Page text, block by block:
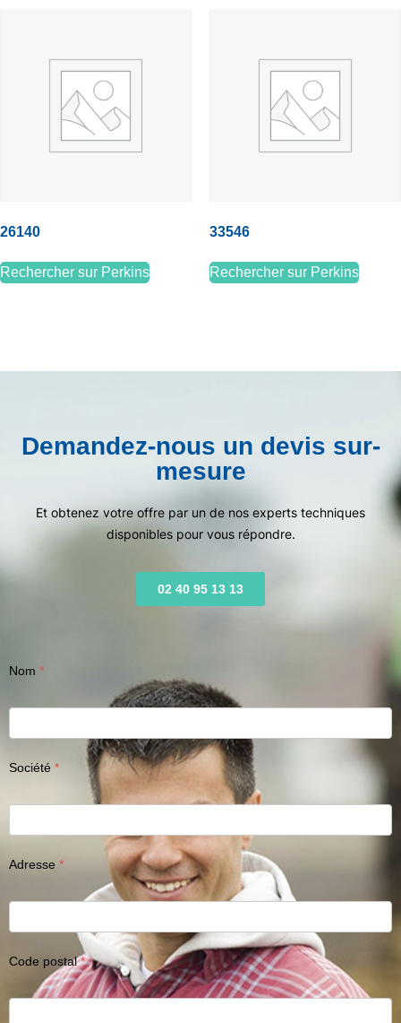
26140
Rechercher sur Perkins
33546
Rechercher sur Perkins
Demandez-nous un devis sur-
mesure
Et obtenez votre offre par un de nos experts techniques
disponibles pour vous répondre.
02 40 95 13 13
Nom
Société
Adresse
Code postal